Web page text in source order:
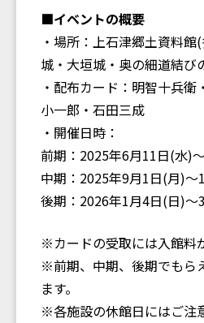
■イベントの概要
・場所：上石津郷土資料
城・大垣城・奥の細道結び
・配布カード：明智十兵
小一郎・石田三成
・開催日時：
前期：2025年6月11日(水)
中期：2025年9月1日(月)〜
後期：2026年1月4日(日)〜
※カードの受取には入館料
※前期、中期、後期でもら
ます。
※各施設の休館日にはご注